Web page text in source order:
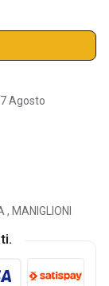
Agosto
, MANIGLIONI
tipologie di
pagina